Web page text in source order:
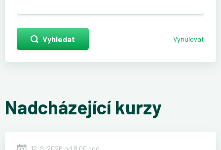
Vyhledat Vynulovat
Nadcházející kurzy
12. 9. 2026 od 8.00 hod.